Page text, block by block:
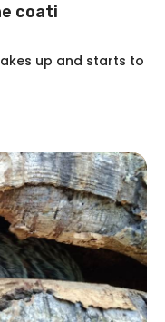
coati
up and starts to